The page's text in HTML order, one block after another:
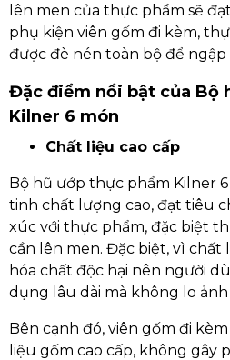
lên men của thực phẩm sẽ
phụ kiện viên gốm đi kèm,
được đè nén toàn bộ để
Đặc điểm nổi bật của Bộ
Kilner 6 món
Chất liệu cao cấp
Bộ hũ ướp thực phẩm Kilner
tinh chất lượng cao, đạt tiêu
xúc với thực phẩm, đặc biệt
cần lên men. Đặc biệt, vì chất
hóa chất độc hại nên người
dụng lâu dài mà không lo
Bên cạnh đó, viên gốm đi
liệu gốm cao cấp, không gây